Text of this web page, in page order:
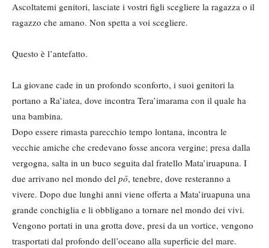
Ascoltatemi genitori, lasciate i vostri figli scegliere la ragazza o il
ragazzo che amano. Non spetta a voi scegliere.
Questo è l’antefatto.
La giovane cade in un profondo sconforto, i suoi genitori la
portano a Ra’iatea, dove incontra Tera’imarama con il quale ha
una bambina.
Dopo essere rimasta parecchio tempo lontana, incontra le
vecchie amiche che credevano fosse ancora vergine; presa dalla
vergogna, salta in un buco seguita dal fratello Mata’iruapuna. I
due arrivano nel mondo del pō, tenebre, dove resteranno a
vivere. Dopo due lunghi anni viene offerta a Mata’iruapuna una
grande conchiglia e li obbligano a tornare nel mondo dei vivi.
Vengono portati in una grotta dove, presi da un vortice, vengono
trasportati dal profondo dell’oceano alla superficie del mare.